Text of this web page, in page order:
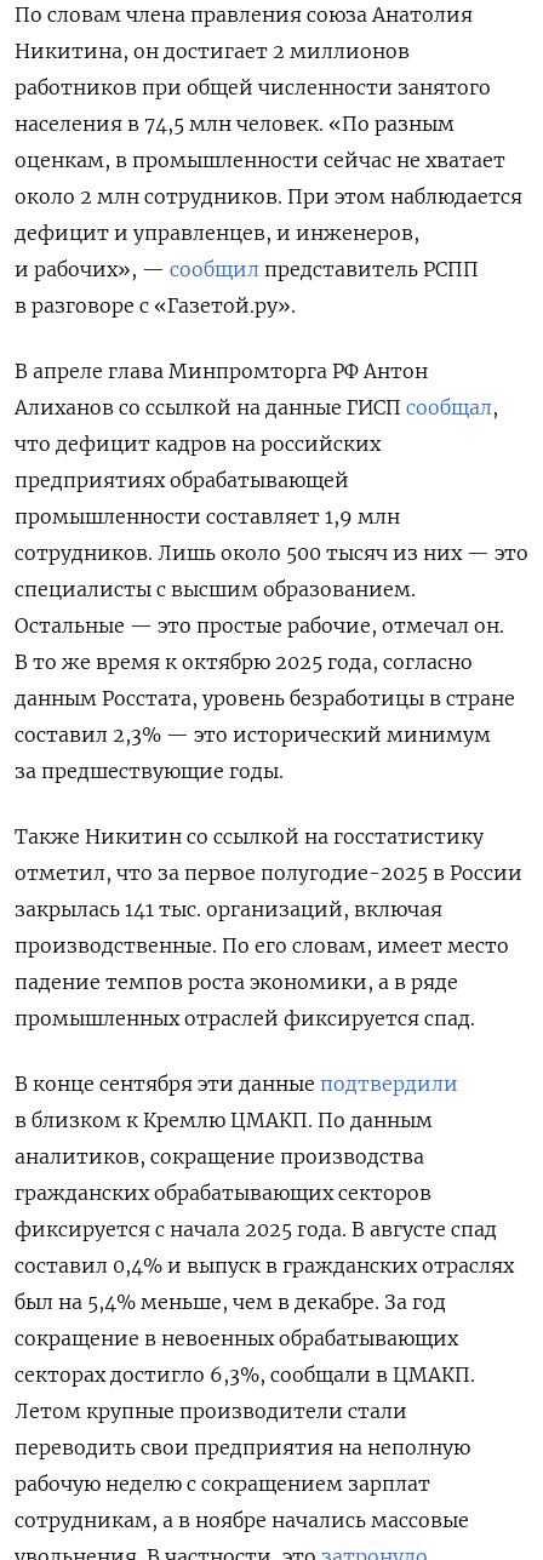
По словам члена правления союза Анатолия
Никитина, он достигает 2 миллионов
работников при общей численности занятого
населения в 74,5 млн человек. «По разным
оценкам, в промышленности сейчас не хватает
около 2 млн сотрудников. При этом наблюдается
дефицит и управленцев, и инженеров,
и рабочих», — сообщил представитель РСПП
в разговоре с «Газетой.ру».
В апреле глава Минпромторга РФ Антон
Алиханов со ссылкой на данные ГИСП сообщал,
что дефицит кадров на российских
предприятиях обрабатывающей
промышленности составляет 1,9 млн
сотрудников. Лишь около 500 тысяч из них — это
специалисты с высшим образованием.
Остальные — это простые рабочие, отмечал он.
В то же время к октябрю 2025 года, согласно
данным Росстата, уровень безработицы в стране
составил 2,3% — это исторический минимум
за предшествующие годы.
Также Никитин со ссылкой на госстатистику
отметил, что за первое полугодие-2025 в России
закрылась 141 тыс. организаций, включая
производственные. По его словам, имеет место
падение темпов роста экономики, а в ряде
промышленных отраслей фиксируется спад.
В конце сентября эти данные подтвердили
в близком к Кремлю ЦМАКП. По данным
аналитиков, сокращение производства
гражданских обрабатывающих секторов
фиксируется с начала 2025 года. В августе спад
составил 0,4% и выпуск в гражданских отраслях
был на 5,4% меньше, чем в декабре. За год
сокращение в невоенных обрабатывающих
секторах достигло 6,3%, сообщали в ЦМАКП.
Летом крупные производители стали
переводить свои предприятия на неполную
рабочую неделю с сокращением зарплат
сотрудникам, а в ноябре начались массовые